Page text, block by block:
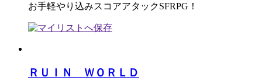
お手軽やり込みスコアアタックSFRPG！
ＲＵＩＮ ＷＯＲＬＤ